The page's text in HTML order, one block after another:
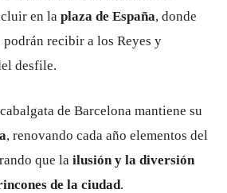
en la plaza de España, donde
recibir a los Reyes y
desfile.
de Barcelona mantiene su
, renovando cada año elementos del
que la ilusión y la diversión
de la ciudad.